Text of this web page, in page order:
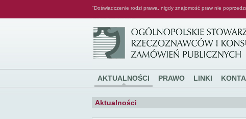
"Doświadczenie rodzi prawa, nigdy znajomość praw nie
AKTUALNOŚCI PRAWO LINKI
Aktualności